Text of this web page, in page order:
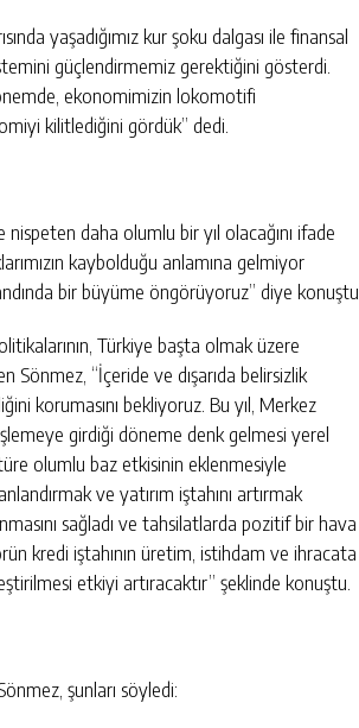
yaşadığımız kur şoku dalgası ile finansal
güçlendirmemiz gerektiğini gösterdi.
ekonomimizin lokomotifi
kilitlediğini gördük” dedi.
nispeten daha olumlu bir yıl olacağını ifade
kaybolduğu anlamına gelmiyor
bir büyüme öngörüyoruz” diye konuştu.
Türkiye başta olmak üzere
“İçeride ve dışarıda belirsizlik
korumasını bekliyoruz. Bu yıl, Merkez
girdiği döneme denk gelmesi yerel
olumlu baz etkisinin eklenmesiyle
ve yatırım iştahını artırmak
sağladı ve tahsilatlarda pozitif bir hava
kredi iştahının üretim, istihdam ve ihracata
etkiyi artıracaktır” şeklinde konuştu.
şunları söyledi: